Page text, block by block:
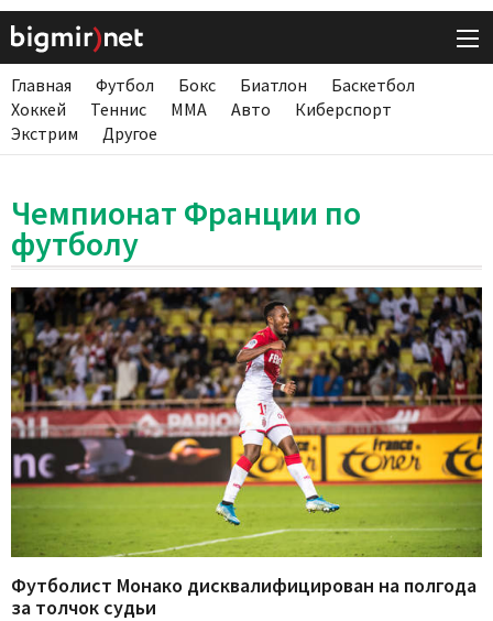
Главная Футбол Бокс Биатлон
Баскетбол
Хоккей
Теннис ММА Авто
Киберспорт
Экстрим
Другое
Чемпионат Франции по
футболу
Футболист Монако дисквалифицирован на полгода
за толчок судьи